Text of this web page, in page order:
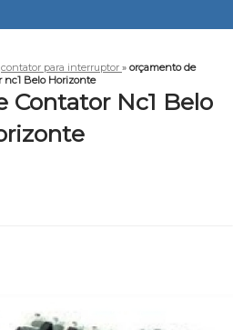
contator para interruptor » orçamento de
nc1 Belo Horizonte
Contator Nc1 Belo